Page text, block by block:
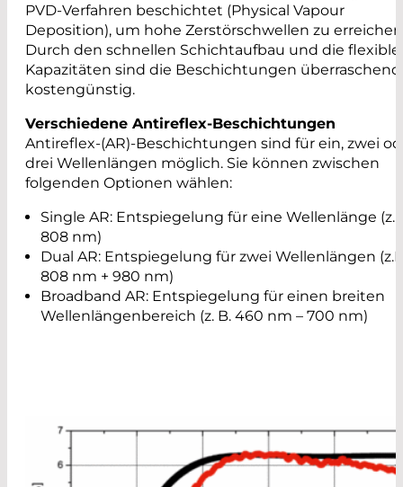
PVD-Verfahren beschichtet (Physical Vapour
Deposition), um hohe Zerstörschwellen zu
Durch den schnellen Schichtaufbau und die
Kapazitäten sind die Beschichtungen überraschend
kostengünstig.
Verschiedene Antireflex-Beschichtungen
Antireflex-(AR)-Beschichtungen sind für ein, zwei
drei Wellenlängen möglich. Sie können zwischen
folgenden Optionen wählen:
Single AR: Entspiegelung für eine Wellenlänge
808 nm)
Dual AR: Entspiegelung für zwei Wellenlängen
808 nm + 980 nm)
Broadband AR: Entspiegelung für einen breiten
Wellenlängenbereich (z. B. 460 nm – 700 nm)